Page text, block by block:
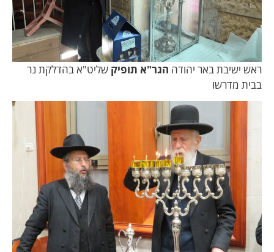
ראש ישיבת באר יהודההגר"א תופיקשליט"א בהדלקת נר
בבית מדרשו